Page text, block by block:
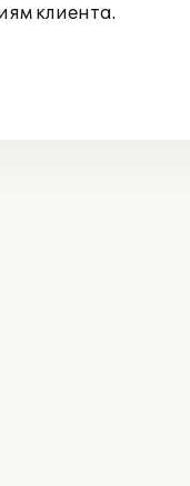
клиента.